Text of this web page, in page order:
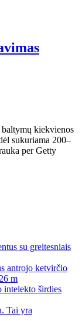
kiekvienos
sukuriama 200–
per Getty
su greitesniais
antrojo ketvirčio
m
intelekto širdies
Tai yra